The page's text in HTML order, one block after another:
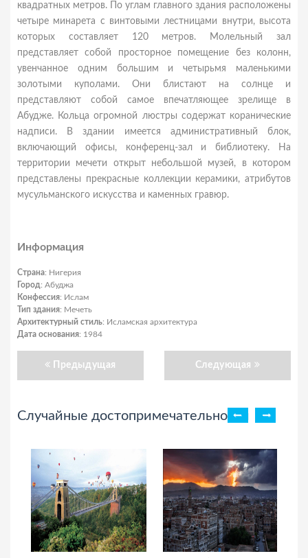
квадратных метров. По углам главного здания расположены
четыре минарета с винтовыми лестницами внутри, высота
которых составляет 120 метров. Молельный зал
представляет собой просторное помещение без колонн,
увенчанное одним большим и четырьмя маленькими
золотыми куполами. Они блистают на солнце и
представляют собой самое впечатляющее зрелище в
Абудже. Кольца огромной люстры содержат коранические
надписи. В здании имеется административный блок,
включающий офисы, конференц-зал и библиотеку. На
территории мечети открыт небольшой музей, в котором
представлены прекрасные коллекции керамики, атрибутов
мусульманского искусства и каменных гравюр.
Информация
Страна: Нигерия
Город: Абуджа
Конфессия: Ислам
Тип здания: Мечеть
Архитектурный стиль: Исламская архитектура
Дата основания: 1984
Предыдущая Следующая
Случайные достопримечательности